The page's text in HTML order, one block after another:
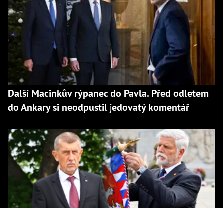
Další Macinkův rýpanec do Pavla. Před odletem
do Ankary si neodpustil jedovatý komentář